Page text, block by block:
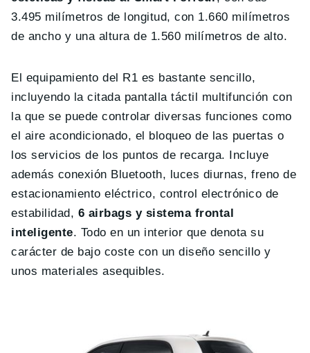
3.495 milímetros de longitud, con 1.660 milímetros
de ancho y una altura de 1.560 milímetros de alto.
El equipamiento del R1 es bastante sencillo,
incluyendo la citada pantalla táctil multifunción con
la que se puede controlar diversas funciones como
el aire acondicionado, el bloqueo de las puertas o
los servicios de los puntos de recarga. Incluye
además conexión Bluetooth, luces diurnas, freno de
estacionamiento eléctrico, control electrónico de
estabilidad, 6 airbags y sistema frontal
inteligente. Todo en un interior que denota su
carácter de bajo coste con un diseño sencillo y
unos materiales asequibles.